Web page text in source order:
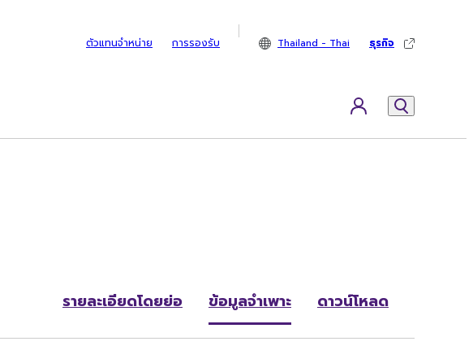
ตัวแทนจำหน่าย การรองรับ Thailand - Thai ธุรกิจ
รายละเอียดโดยย่อ ข้อมูลจำเพาะ ดาวน์โหลด